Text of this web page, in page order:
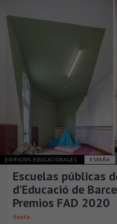
EDIFICIOS EDUCACIONALES ESPAÑA
Escuelas públicas
d’Educació de
Premios FAD 2020
Saeta